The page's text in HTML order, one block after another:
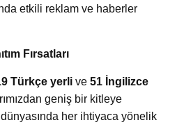
etkili reklam ve haberler
Fırsatları
Türkçe yerli ve 51 İngilizce
geniş bir kitleye
her ihtiyaca yönelik